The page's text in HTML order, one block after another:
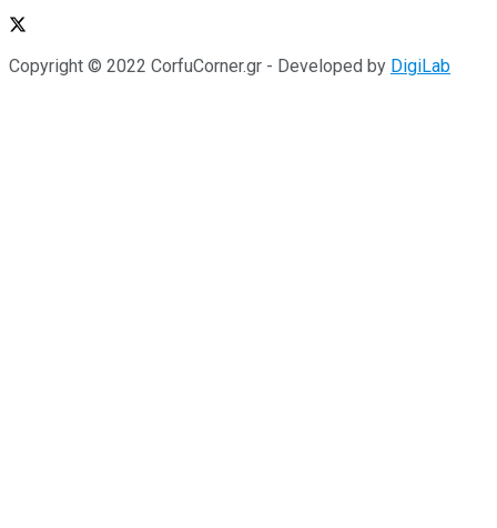
Copyright © 2022 CorfuCorner.gr - Developed by DigiLab